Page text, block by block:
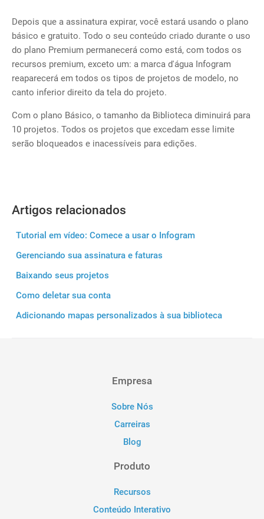
Depois que a assinatura expirar, você estará usando o plano
básico e gratuito. Todo o seu conteúdo criado durante o uso
do plano Premium permanecerá como está, com todos os
recursos premium, exceto um: a marca d'água Infogram
reaparecerá em todos os tipos de projetos de modelo, no
canto inferior direito da tela do projeto.
Com o plano Básico, o tamanho da Biblioteca diminuirá para
10 projetos. Todos os projetos que excedam esse limite
serão bloqueados e inacessíveis para edições.
Artigos relacionados
Tutorial em vídeo: Comece a usar o Infogram
Gerenciando sua assinatura e faturas
Baixando seus projetos
Como deletar sua conta
Adicionando mapas personalizados à sua biblioteca
Empresa
Sobre Nós
Carreiras
Blog
Produto
Recursos
Conteúdo Interativo